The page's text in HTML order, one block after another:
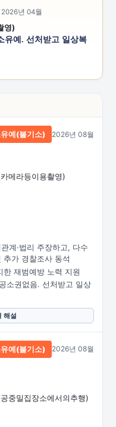
2026년 04월
영)
유예. 선처받고 일상복
메라등이용촬영)
예(불기소) 2026년 08월
계·법리 주장하고, 다수
가 경찰조사 동석
재범예방 노력 지원
소권없음. 선처받고 일상
해설
중밀집장소에서의추행)
예(불기소) 2026년 08월